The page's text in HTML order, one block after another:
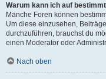
Warum kann ich auf
Manche Foren können
Um diese einzusehen,
durchzuführen, brauchst du
einen Moderator oder
Nach oben